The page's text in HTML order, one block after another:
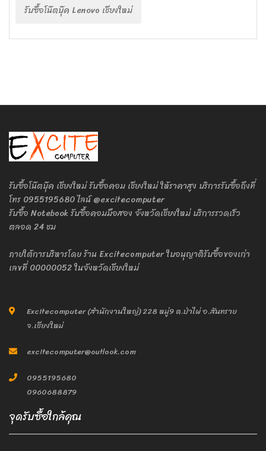
รับซื้อโน๊ตบุ๊ค Lenovo เชียงใหม่
รับซื้อโน๊ตบุ๊ค เชียงใหม่ รับซื้อคอม เชียงใหม่ ให้ราคาสูง บริการรับซื้อถึงที่
โทร 0955195680 ไลน์ @excitecomputer
รับซื้อ Notebook รับซื้อคอมมือสอง จังหวัดเชียงใหม่ บริการรวดเร็ว
ตลอด 24 ชม
ภายใต้การบริหารโดย ร้าน Excitecomputer ใบอนุญาติรับซื้อของเก่า
เลขที่ 00000052 ในจังหวัดเชียงใหม่
Excitecomputer (สำนักงานใหญ่) 228 หมู่9 ต.ป่าไผ่ อ.สันทราย
จ.เชียงใหม่
excitecomputer@outlook.com
0955195680
0960688879
จุดรับซื้อใกล้คุณ